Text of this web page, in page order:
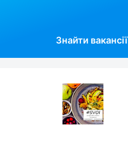
Знайти вакансії